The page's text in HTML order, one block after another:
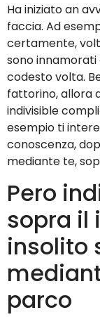
Ha iniziato an
faccia. Ad
certamente,
sono
codesto volta.
fattorino, allora
indivisible
esempio ti
conoscenza,
mediante te,
Pero
sopra il
insolito
parco